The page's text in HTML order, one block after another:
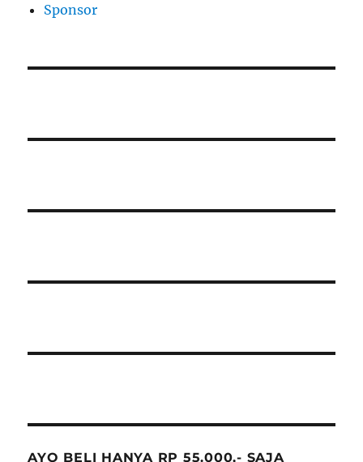
Sponsor
AYO BELI HANYA RP 55.000,- SAJA